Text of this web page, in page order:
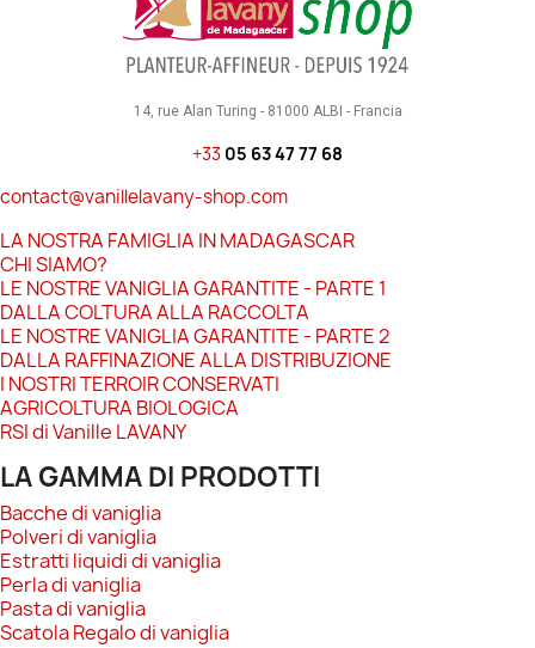
14, rue Alan Turing - 81000 ALBI - Francia
+33 05 63 47 77 68
contact@vanillelavany-shop.com
LA NOSTRA FAMIGLIA IN MADAGASCAR
CHI SIAMO?
LE NOSTRE VANIGLIA GARANTITE - PARTE 1
DALLA COLTURA ALLA RACCOLTA
LE NOSTRE VANIGLIA GARANTITE - PARTE 2
DALLA RAFFINAZIONE ALLA DISTRIBUZIONE
I NOSTRI TERROIR CONSERVATI
AGRICOLTURA BIOLOGICA
RSI di Vanille LAVANY
LA GAMMA DI PRODOTTI
Bacche di vaniglia
Polveri di vaniglia
Estratti liquidi di vaniglia
Perla di vaniglia
Pasta di vaniglia
Scatola Regalo di vaniglia